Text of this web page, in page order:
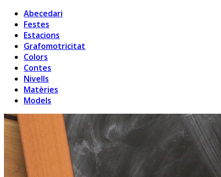
Abecedari
Festes
Estacions
Grafomotricitat
Colors
Contes
Nivells
Matèries
Models